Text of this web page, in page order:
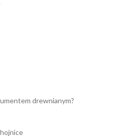
drewnianym?